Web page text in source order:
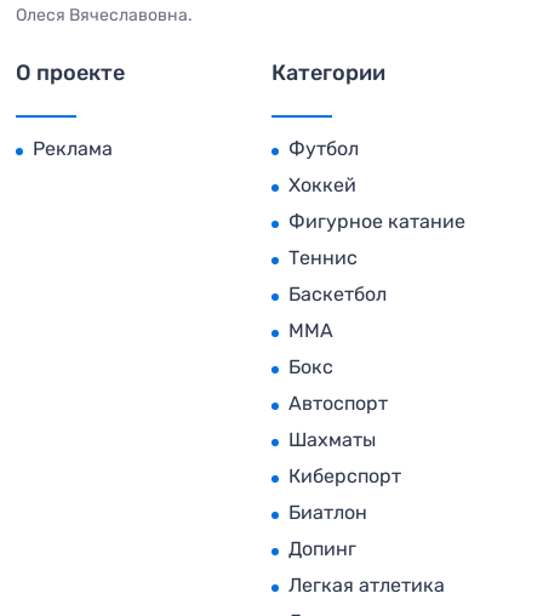
Олеся Вячеславовна.
О проекте
Реклама
Категории
Футбол
Хоккей
Фигурное катание
Теннис
Баскетбол
MMA
Бокс
Автоспорт
Шахматы
Киберспорт
Биатлон
Допинг
Легкая атлетика